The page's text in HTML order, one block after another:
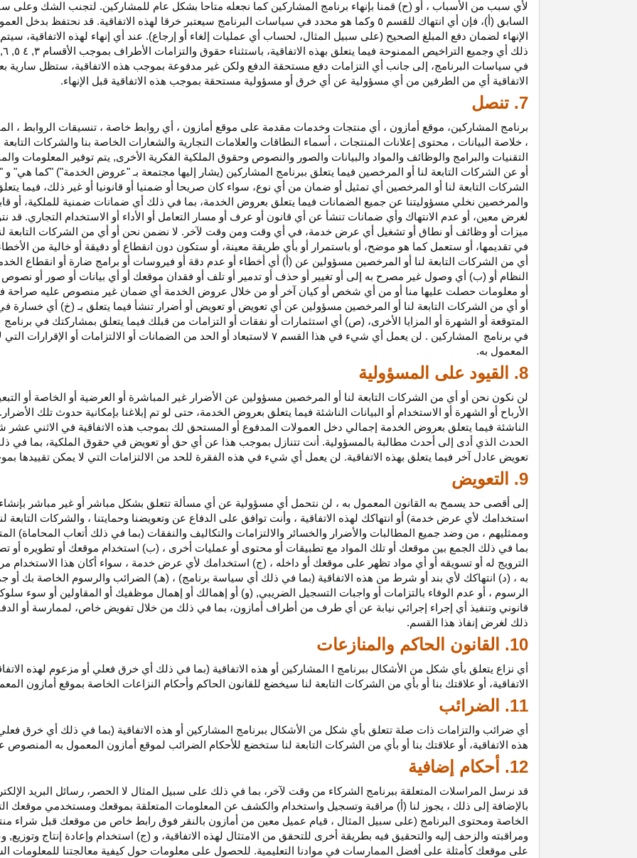
لأي سبب من الأسباب ، أو (ح) قمنا بإنهاء برنامج المشاركين كما نجعله متاحا بشكل عام للمشاركين. لتجنب الشك وعلى
السابق (أ)، فإن أي انتهاك للقسم ٥ وكما هو محدد في سياسات البرنامج سيعتبر خرقا لهذه الاتفاقية. قد
الإنهاء لضمان دفع المبلغ الصحيح (على سبيل المثال، لحساب أي عمليات إلغاء أو إرجاع). عند أي إنهاء لهذه
الاتفاقية،
ذلك أي وجميع التراخيص الممنوحة فيما يتعلق بهذه
الاتفاقية، باستثناء حقوق والتزامات الأطراف بموجب الأقسام ۳, ٤ ٥, ٦,
في سياسات البرنامج، إلى جانب أي التزامات دفع مستحقة
الدفع ولكن غير مدفوعة بموجب هذه الاتفاقية، ستظل سارية
الاتفاقية أي من الطرفين من أي مسؤولية عن أي خرق أو مسؤولية مستحقة بموجب هذه الاتفاقية قبل الإنهاء.
7. تنصل
برنامج المشاركين، موقع أمازون ، أي منتجات وخدمات مقدمة على موقع أمازون ، أي روابط خاصة ، تنسيقات الروابط ،
، خلاصة البيانات ، محتوى إعلانات المنتجات ، أسماء النطاقات والعلامات التجارية والشعارات الخاصة بنا والشركات
التقنيات والبرامج والوظائف والمواد والبيانات والصور والنصوص وحقوق الملكية الفكرية الأخرى, يتم توفير المعلومات
أو عن الشركات التابعة لنا أو المرخصين فيما يتعلق ببرنامج المشاركين (يشار إليها مجتمعة بـ "عروض الخدمة") "كما
الشركات التابعة لنا أو المرخصين أي تمثيل أو ضمان من أي نوع، سواء كان صريحا أو ضمنيا أو قانونيا أو غير ذلك، فيما
والمرخصين نخلي مسؤوليتنا عن جميع الضمانات فيما يتعلق بعروض الخدمة، بما في ذلك أي ضمانات ضمنية للملكية، أو
لغرض معين، أو عدم الانتهاك وأي ضمانات تنشأ عن أي قانون أو عرف أو مسار التعامل أو الأداء أو الاستخدام التجاري.
ميزات أو وظائف أو نطاق أو تشغيل أي عرض خدمة، في أي وقت ومن وقت لآخر. لا نضمن نحن أو أي من الشركات التابعة
في تقديمها، أو ستعمل كما هو موضح، أو باستمرار أو بأي طريقة معينة، أو ستكون دون انقطاع أو دقيقة أو خالية من
أي من الشركات التابعة لنا أو المرخصين مسؤولين عن (أ) أي أخطاء أو عدم دقة أو فيروسات أو برامج ضارة أو انقطاع
النظام أو (ب) أي وصول غير مصرح به إلى أو تغيير أو حذف أو تدمير أو تلف أو فقدان موقعك أو أي بيانات أو صور أو
أو معلومات حصلت عليها منا أو من أي شخص أو كيان آخر أو من خلال عروض الخدمة أي ضمان غير منصوص عليه صراحة
أو أي من الشركات التابعة لنا أو المرخصين مسؤولين عن أي تعويض أو تعويض أو أضرار تنشأ فيما يتعلق بـ (خ) أي خسارة
المتوقعة أو الشهرة أو المزايا
الأخرى، (ص) أي استثمارات أو نفقات أو التزامات من قبلك فيما يتعلق بمشاركتك في
في برنامج المشاركين . لن يعمل أي شيء في هذا القسم ۷ لاستبعاد أو الحد من الضمانات أو الالتزامات أو الإقرارات
المعمول به.
8. القيود على المسؤولية
لن نكون نحن أو أي من الشركات التابعة لنا أو المرخصين مسؤولين عن الأضرار غير المباشرة أو العرضية أو الخاصة أو
الأرباح أو الشهرة أو الاستخدام أو البيانات الناشئة فيما يتعلق بعروض الخدمة، حتى لو تم إبلاغنا بإمكانية حدوث تلك
الناشئة فيما يتعلق بعروض الخدمة إجمالي دخل العمولات المدفوع أو المستحق لك بموجب هذه الاتفاقية في الاثني
الحدث الذي أدى إلى أحدث مطالبة بالمسؤولية. أنت تتنازل بموجب هذا عن أي حق أو تعويض في حقوق الملكية، بما في
تعويض عادل آخر فيما يتعلق بهذه الاتفاقية. لن يعمل أي شيء في هذه الفقرة للحد من الالتزامات التي لا يمكن تقييدها
9. التعويض
إلى أقصى حد يسمح به القانون المعمول به ، لن نتحمل أي مسؤولية عن أي مسألة تتعلق بشكل مباشر أو غير مباشر
استخدامك لأي عرض خدمة) أو انتهاكك لهذه الاتفاقية ، وأنت توافق على الدفاع عن وتعويضنا وحمايتنا ، والشركات
وممثليهم ، من وضد جميع المطالبات والأضرار والخسائر والالتزامات والتكاليف والنفقات (بما في ذلك أتعاب المحاماة)
بما في ذلك الجمع بين موقعك أو تلك المواد مع تطبيقات أو محتوى أو عمليات أخرى ، (ب) استخدام موقعك أو تطويره أو
الترويج له أو تسويقه أو أي مواد تظهر على موقعك أو داخله ، (ج) استخدامك لأي عرض خدمة ، سواء أكان هذا الاستخدام
به ، (د) انتهاكك لأي بند أو شرط من هذه الاتفاقية (بما في ذلك أي سياسة برنامج) ، (هـ) الضرائب والرسوم الخاصة بك أو
الرسوم ، أو عدم الوفاء بالتزامات أو واجبات التسجيل الضريبي, (و) أو إهمالك أو إهمال موظفيك أو المقاولين أو سوء
قانوني وتنفيذ أي إجراء إجرائي نيابة عن أي طرف من أطراف أمازون، بما في ذلك من خلال تفويض خاص، لممارسة أو
ذلك لغرض إنفاذ هذا القسم.
10. القانون الحاكم والمنازعات
أي نزاع يتعلق بأي شكل من الأشكال ببرنامج ا المشاركين أو هذه الاتفاقية (بما في ذلك أي خرق فعلي أو مزعوم لهذه
الاتفاقية، أو علاقتك بنا أو بأي من الشركات التابعة لنا سيخضع للقانون الحاكم وأحكام النزاعات الخاصة بموقع أمازون
11. الضرائب
أي ضرائب والتزامات ذات صلة تتعلق بأي شكل من الأشكال ببرنامج المشاركين أو هذه الاتفاقية (بما في ذلك أي خرق
هذه الاتفاقية، أو علاقتك بنا أو بأي من الشركات التابعة لنا ستخضع للأحكام الضرائب لموقع أمازون المعمول به المنصوص
12. أحكام إضافية
قد نرسل المراسلات المتعلقة ببرنامج الشركاء من وقت لآخر، بما في ذلك على سبيل المثال لا الحصر، رسائل البريد
بالإضافة إلى ذلك ، يجوز لنا (أ) مراقبة وتسجيل واستخدام والكشف عن المعلومات المتعلقة بموقعك ومستخدمي موقعك
الخاصة ومحتوى البرنامج (على سبيل المثال ، قيام عميل معين من أمازون بالنقر فوق رابط خاص من موقعك قبل شراء
ومراقبته والزحف إليه والتحقيق فيه بطريقة أخرى للتحقق من الامتثال لهذه الاتفاقية، و (ج) استخدام وإعادة إنتاج
على موقعك كأمثلة على أفضل الممارسات في موادنا التعليمية. للحصول على معلومات حول كيفية معالجتنا للمعلومات